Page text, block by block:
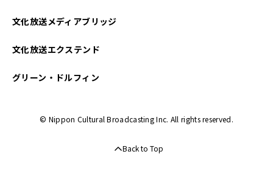
文化放送メディアブリッジ
文化放送エクステンド
グリーン・ドルフィン
© Nippon Cultural Broadcasting Inc. All rights reserved.
Back to Top